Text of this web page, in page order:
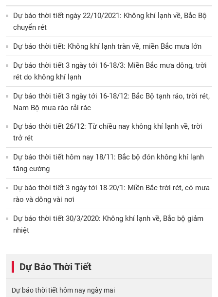
Dự báo thời tiết ngày 22/10/2021: Không khí lạnh về, Bắc Bộ
chuyển rét
Dự báo thời tiết: Không khí lạnh tràn về, miền Bắc mưa lớn
Dự báo thời tiết 3 ngày tới 16-18/3: Miền Bắc mưa dông, trời
rét do không khí lạnh
Dự báo thời tiết 3 ngày tới 16-18/12: Bắc Bộ tạnh ráo, trời rét,
Nam Bộ mưa rào rải rác
Dự báo thời tiết 26/12: Từ chiều nay không khí lạnh về, trời
trở rét
Dự báo thời tiết hôm nay 18/11: Bắc bộ đón không khí lạnh
tăng cường
Dự báo thời tiết 3 ngày tới 18-20/1: Miền Bắc trời rét, có mưa
rào và dông vài nơi
Dự báo thời tiết 30/3/2020: Không khí lạnh về, Bắc bộ giảm
nhiệt
Dự Báo Thời Tiết
Dự báo thời tiết hôm nay ngày mai